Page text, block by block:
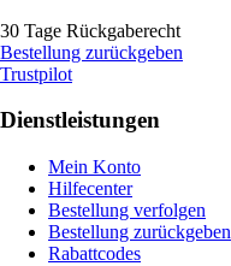
30 Tage Rückgaberecht
Bestellung zurückgeben
Trustpilot
Dienstleistungen
Mein Konto
Hilfecenter
Bestellung verfolgen
Bestellung zurückgeben
Rabattcodes